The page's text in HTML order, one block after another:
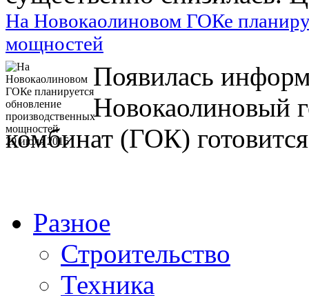
На Новокаолиновом ГОКе
мощностей
29 июля 2016
Появилась
Новокаолиновый
комбинат (ГОК)
Разное
Строительство
Техника